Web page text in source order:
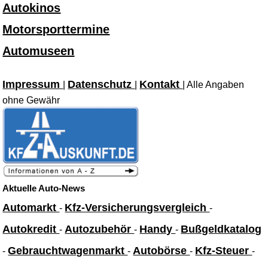
Autokinos
Motorsporttermine
Automuseen
Impressum Datenschutz Kontakt
| Alle Angaben
ohne Gewähr
Aktuelle Auto-News
Automarkt- Kfz-Versicherungsvergleich-
Autokredit- Autozubehör- Handy- Bußgeldkatalog
-Gebrauchtwagenmarkt- Autobörse- Kfz-Steuer-